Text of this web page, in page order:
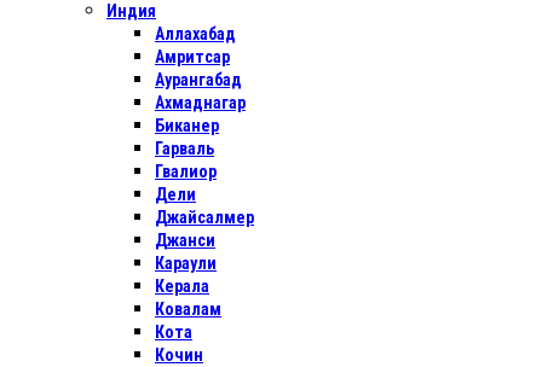
Индия
Аллахабад
Амритсар
Аурангабад
Ахмаднагар
Биканер
Гарваль
Гвалиор
Дели
Джайсалмер
Джанси
Караули
Керала
Ковалам
Кота
Кочин